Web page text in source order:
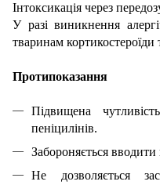
Інтоксикація через
У разі виникнення
тваринам кортикостероїди
Протипоказання
Підвищена
пеніцилінів.
Забороняється
Не дозволяється